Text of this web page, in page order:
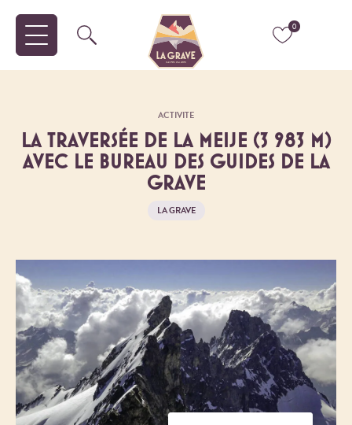
0
ACTIVITE
LA TRAVERSÉE DE LA MEIJE (3 983 M)
AVEC LE BUREAU DES GUIDES DE LA
GRAVE
LA GRAVE